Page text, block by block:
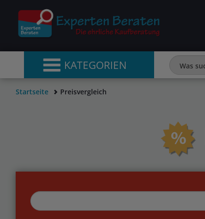
KATEGORIEN
Startseite Preisvergleich